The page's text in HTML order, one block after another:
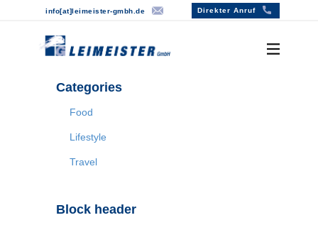
Direkter Anruf
info[at]lei​meister-gmbh.de
Categories
Food
Lifestyle
Travel
Block header